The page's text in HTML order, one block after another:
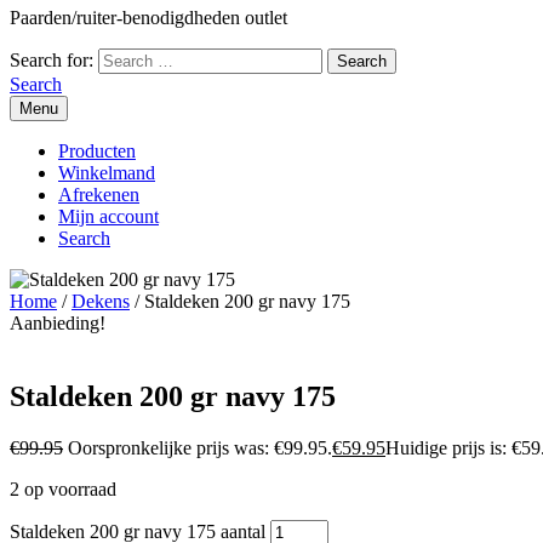
Paarden/ruiter-benodigdheden outlet
Search for:
Search
Menu
Producten
Winkelmand
Afrekenen
Mijn account
Search
Home /Dekens / Staldeken 200 gr navy 175
Aanbieding!
Staldeken 200 gr navy 175
€99.95 Oorspronkelijke prijs was: €99.95.€59.95Huidige prijs is:
2 op voorraad
Staldeken 200 gr navy 175 aantal